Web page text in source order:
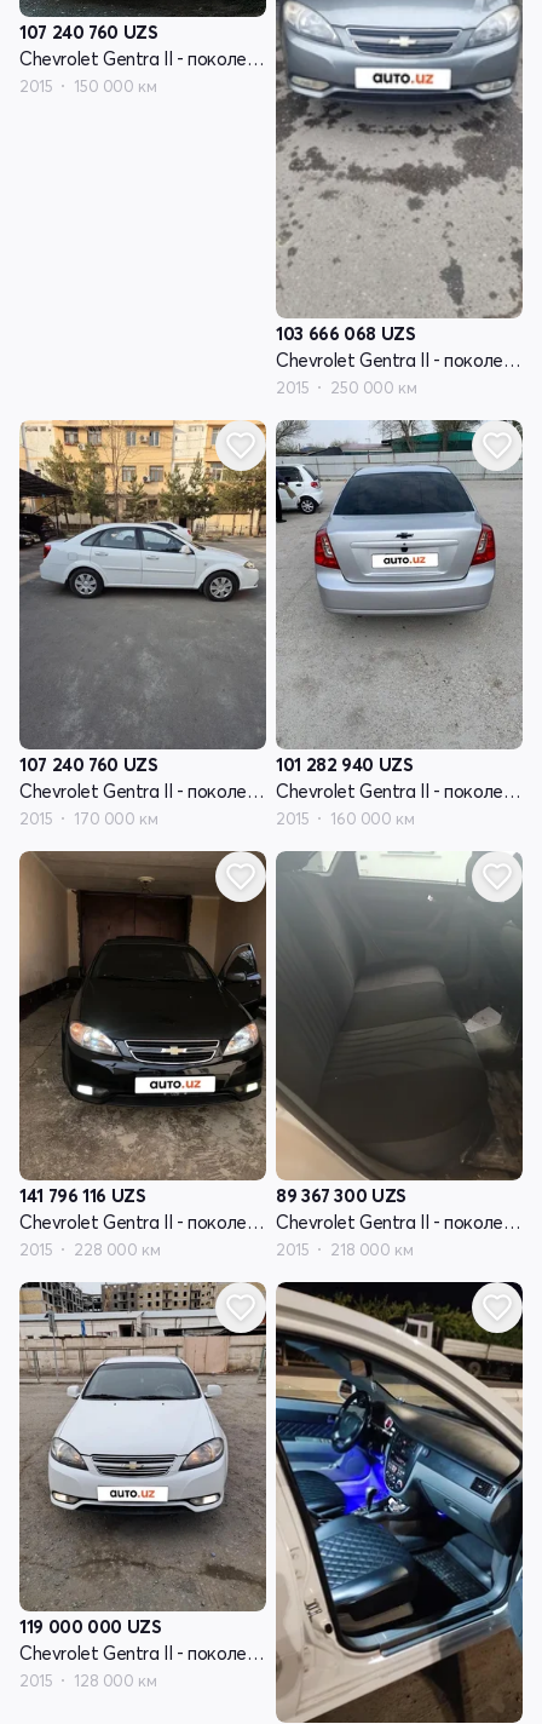
107 240 760 UZS
Chevrolet Gentra II - поколение
2015 150 000 км
103 666 068 UZS
Chevrolet Gentra II - поколение
2015 250 000 км
107 240 760 UZS
Chevrolet Gentra II - поколение
2015 170 000 км
101 282 940 UZS
Chevrolet Gentra II - поколение
2015 160 000 км
141 796 116 UZS
Chevrolet Gentra II - поколение
2015 228 000 км
89 367 300 UZS
Chevrolet Gentra II - поколение
2015 218 000 км
119 000 000 UZS
Chevrolet Gentra II - поколение
2015 128 000 км